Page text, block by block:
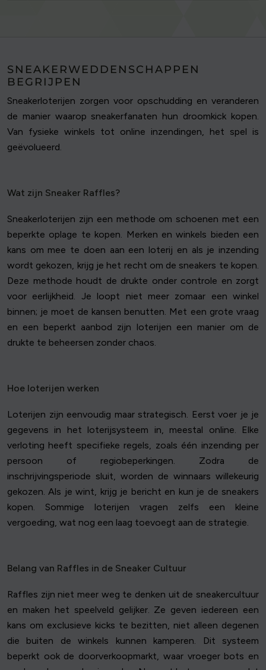
SNEAKERWEDDENSCHAPPEN
BEGRIJPEN
Sneakerloterijen zorgen voor opschudding en veranderen
de manier waarop sneakerfanaten hun droomkick kopen.
Van fysieke winkels tot online inzendingen, het spel is
geëvolueerd.
Wat zijn Sneaker Raffles?
Sneakerloterijen zijn een methode om schoenen met een
beperkte oplage te kopen. Merken en winkels bieden een
kans om mee te doen aan een loterij en als je inzending
wordt gekozen, krijg je het recht om de sneakers te kopen.
Deze methode houdt de drukte onder controle en zorgt
voor eerlijkheid. Je loopt niet meer zomaar een winkel
binnen; je moet de kansen benutten. Met een grote vraag
en een beperkt aanbod zijn loterijen een manier om de
drukte te beheersen zonder chaos.
Hoe loterijen werken
Loterijen zijn eenvoudig maar strategisch. Eerst voer je je
gegevens in het loterijsysteem in, meestal online. Elke
verloting heeft specifieke regels, zoals één inzending per
persoon of regiobeperkingen. Zodra de
inschrijvingsperiode sluit, worden de winnaars willekeurig
gekozen. Als je wint, krijg je bericht en kun je de sneakers
kopen. Sommige loterijen vragen zelfs een kleine
vergoeding, wat nog een laag toevoegt aan de strategie.
Belang van Raffles in de Sneaker Cultuur
Raffles zijn niet meer weg te denken uit de sneakercultuur
en maken het speelveld gelijker. Ze geven iedereen een
kans om exclusieve kicks te bezitten, niet alleen degenen
die buiten de winkels kunnen kamperen. Dit systeem
beperkt ook de doorverkoopmarkt, waar vroeger bots en